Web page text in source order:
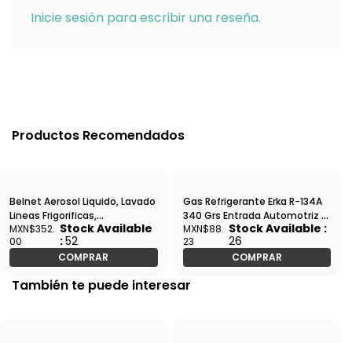
Inicie sesión para escribir una reseña.
Productos Recomendados
Belnet Aerosol Liquido, Lavado
Lineas Frigorificas,
TR1009.YW.M0 - LQLVAA002
MXN$352.
00
Stock Available
:52
COMPRAR
Gas Refrigerante Erka R-134A
340 Grs Entrada Automotriz //
Tapa Ciega - R134-340EA
MXN$88.
23
Stock Available :
26
COMPRAR
También te puede interesar